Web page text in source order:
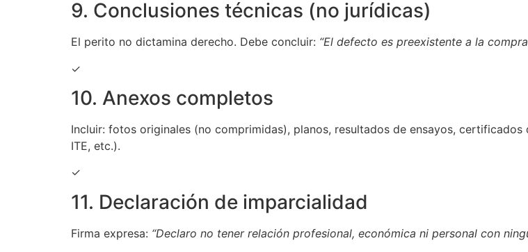
9. Conclusiones técnicas (no jurídicas)
El perito no dictamina derecho. Debe concluir: “El defecto es preexistente a la
✓
10. Anexos completos
Incluir: fotos originales (no comprimidas), planos, resultados de ensayos,
ITE, etc.).
✓
11. Declaración de imparcialidad
Firma expresa: “Declaro no tener relación profesional, económica ni personal con